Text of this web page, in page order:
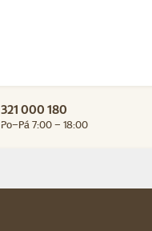
321 000 180
Po–Pá 7:00 – 18:00